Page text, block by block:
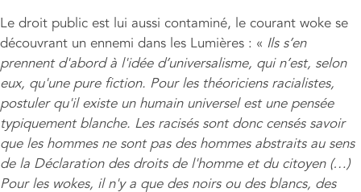
Le droit public est lui aussi contaminé, le courant woke se
découvrant un ennemi dans les Lumières : « Ils s’en
prennent d'abord à l'idée d’universalisme, qui n’est, selon
eux, qu'une pure fiction. Pour les théoriciens racialistes,
postuler qu'il existe un humain universel est une pensée
typiquement blanche. Les racisés sont donc censés savoir
que les hommes ne sont pas des hommes abstraits au sens
de la Déclaration des droits de l'homme et du citoyen (…)
Pour les wokes, il n'y a que des noirs ou des blancs, des